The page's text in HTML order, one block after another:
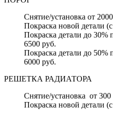
Снятие/установка от
Покраска новой детали
Покраска детали до 30%
6500 руб.
Покраска детали до 50%
6000 руб.
РЕШЕТКА РАДИАТОРА
Снятие/установка от 300
Покраска новой детали